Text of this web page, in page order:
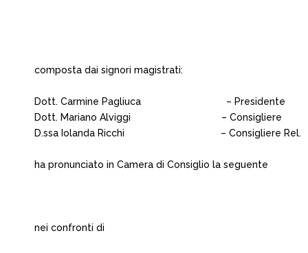
composta dai signori magistrati:
Dott. Carmine Pagliuca – Presidente
Dott. Mariano Alviggi – Consigliere
D.ssa Iolanda Ricchi – Consigliere Rel.
ha pronunciato in Camera di Consiglio la seguente
nei confronti di